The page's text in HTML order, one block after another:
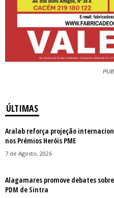
ÚLTIMAS
Aralab reforça projeção
nos Prémios Heróis PME
7 de Agosto, 2026
Alagamares promove debates
PDM de Sintra